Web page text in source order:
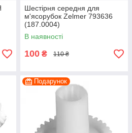
Шестірня середня для
м'ясорубок Zelmer 793636
(187.0004)
В наявності
100 ₴ 110 ₴
Подарунок